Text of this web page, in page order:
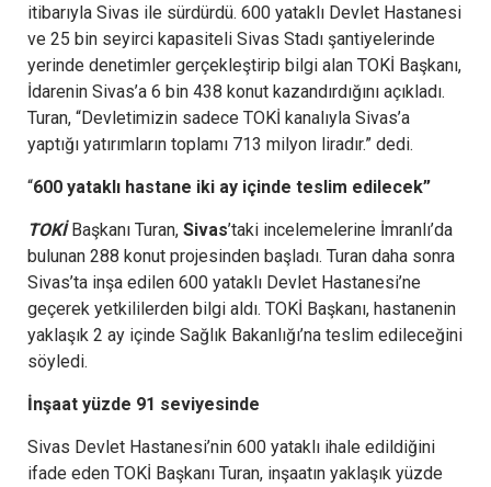
itibarıyla Sivas ile sürdürdü. 600 yataklı Devlet Hastanesi
ve 25 bin seyirci kapasiteli Sivas Stadı şantiyelerinde
yerinde denetimler gerçekleştirip bilgi alan TOKİ Başkanı,
İdarenin Sivas’a 6 bin 438 konut kazandırdığını açıkladı.
Turan, “Devletimizin sadece TOKİ kanalıyla Sivas’a
yaptığı yatırımların toplamı 713 milyon liradır.” dedi.
“600 yataklı hastane iki ay içinde teslim edilecek”
TOKİBaşkanı Turan, Sivas’taki incelemelerine İmranlı’da
bulunan 288 konut projesinden başladı. Turan daha sonra
Sivas’ta inşa edilen 600 yataklı Devlet Hastanesi’ne
geçerek yetkililerden bilgi aldı. TOKİ Başkanı, hastanenin
yaklaşık 2 ay içinde Sağlık Bakanlığı’na teslim edileceğini
söyledi.
İnşaat yüzde 91 seviyesinde
Sivas Devlet Hastanesi’nin 600 yataklı ihale edildiğini
ifade eden TOKİ Başkanı Turan, inşaatın yaklaşık yüzde